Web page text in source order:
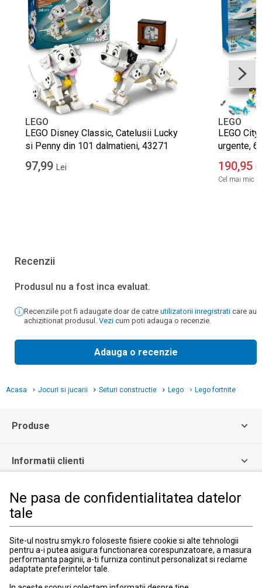
Ne pasa de confidentialitatea datelor
tale
Site-ul nostru smyk.ro foloseste fisiere cookie si alte tehnologii
pentru a-i putea asigura functionarea corespunzatoare, a masura
performanta paginii, a-ti furniza continut personalizat si reclame
adaptate preferintelor tale.
LEGO
LEGO Disney Classic, Catelusii Lucky
si Penny din 101 dalmatieni, 43271
97,99 Lei
LEGO
LEGO
urgente,
190,95
Cel mai mic
Recenzii
Produsul nu a fost inca evaluat.
Recenziile pot fi adaugate doar de catre utilizatorii inregistrati care au
achizitionat produsul. Vezi cum poti adauga o recenzie.
Adauga o recenzie
Acasa Jocuri si jucarii Seturi constructie Lego Lego fortnite
Produse
Informatii clienti
Informatii legale
Formular de contact
031 40 50 900
Program: